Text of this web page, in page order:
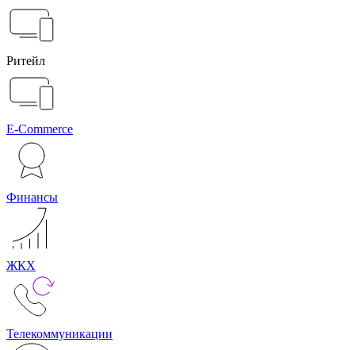
Ритейл
E-Commerce
Финансы
ЖКХ
Телекоммуникации